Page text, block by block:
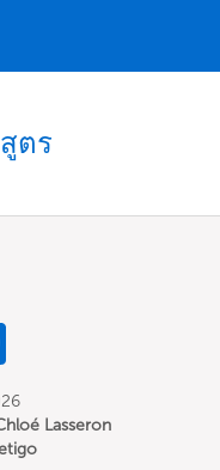
ตร
Lasseron